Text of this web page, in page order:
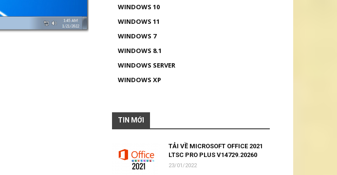
WINDOWS 10
WINDOWS 11
WINDOWS 7
WINDOWS 8.1
WINDOWS SERVER
WINDOWS XP
TIN MỚI
TẢI VỀ MICROSOFT OFFICE 2021
LTSC PRO PLUS V14729.20260
23/01/2022